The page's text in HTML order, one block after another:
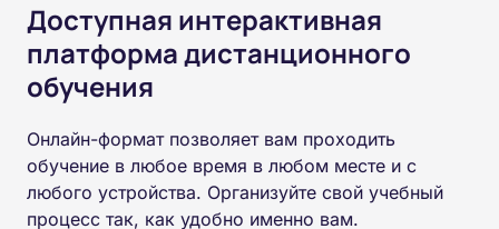
Доступная интерактивная
платформа дистанционного
обучения
Онлайн-формат позволяет вам проходить
обучение в любое время в любом месте и с
любого устройства. Организуйте свой учебный
процесс так, как удобно именно вам.